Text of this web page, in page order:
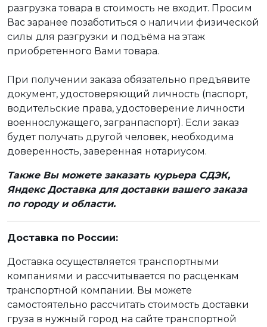
разгрузка товара в стоимость не входит. Просим
Вас заранее позаботиться о наличии физической
силы для разгрузки и подъёма на этаж
приобретенного Вами товара.
При получении заказа обязательно предъявите
документ, удостоверяющий личность (паспорт,
водительские права, удостоверение личности
военнослужащего, загранпаспорт). Если заказ
будет получать другой человек, необходима
доверенность, заверенная нотариусом.
Также Вы можете заказать курьера СДЭК,
Яндекс Доставка для доставки вашего заказа
по городу и области.
Доставка по России:
Доставка осуществляется транспортными
компаниями и рассчитывается по расценкам
транспортной компании. Вы можете
самостоятельно рассчитать стоимость доставки
груза в нужный город на сайте транспортной